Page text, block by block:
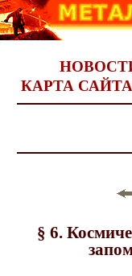
КАРТА САЙТА
§ 6.